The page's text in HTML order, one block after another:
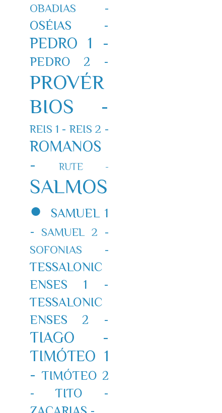
OBADIAS -
OSÉIAS -
PEDRO 1 -
PEDRO 2 -
PROVÉR
BIOS -
REIS 1 - REIS 2 -
ROMANOS
-
RUTE -
SALMOS
●
SAMUEL 1
-
SAMUEL 2 -
SOFONIAS -
TESSALONIC
ENSES 1 -
TESSALONIC
ENSES 2 -
TIAGO -
TIMÓTEO 1
- TIMÓTEO 2
-
TITO -